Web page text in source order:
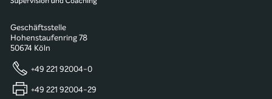
Geschäftsstelle
Hohenstaufenring 78
50674 Köln
+49 221 92004-0
+49 221 92004-29